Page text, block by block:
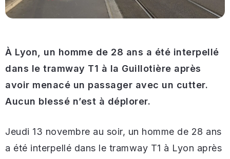
À Lyon, un homme de 28 ans a été interpellé
dans le tramway T1 à la Guillotière après
avoir menacé un passager avec un cutter.
Aucun blessé n’est à déplorer.
Jeudi 13 novembre au soir, un homme de 28 ans
a été interpellé dans le tramway T1 à Lyon après